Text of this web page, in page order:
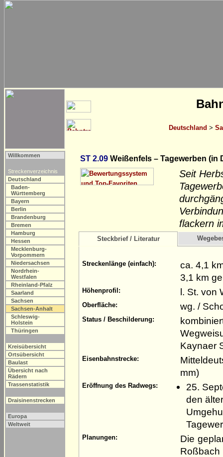
Deutschland >
Willkommen
Streckenverzeichnis
Deutschland
Baden-
Württemberg
Bayern
Berlin
Brandenburg
Bremen
Hamburg
Hessen
Mecklenburg-
Vorpommern
Niedersachsen
Nordrhein-
Westfalen
Rheinland-Pfalz
Saarland
Sachsen
Sachsen-Anhalt
Schleswig-
Holstein
Thüringen
Kreisübersicht
Ortsübersicht
Baulast
Übersicht nach
Rädern
Trassenstatistik
Draisinenstrecken
Europa
Weltweit
ST 2.09 Weißenfels – Tagewerben
Seit
flackern
Steckbrief / Literatur
Streckenlänge (einfach):
ca. 4,1
3,1 km
Höhenprofil: l. St. von
Oberfläche: wg. /
Status / Beschilderung:
Kaynaer
Eisenbahnstrecke:
mm)
Eröffnung des Radwegs:
25.
den
Planungen:
Die